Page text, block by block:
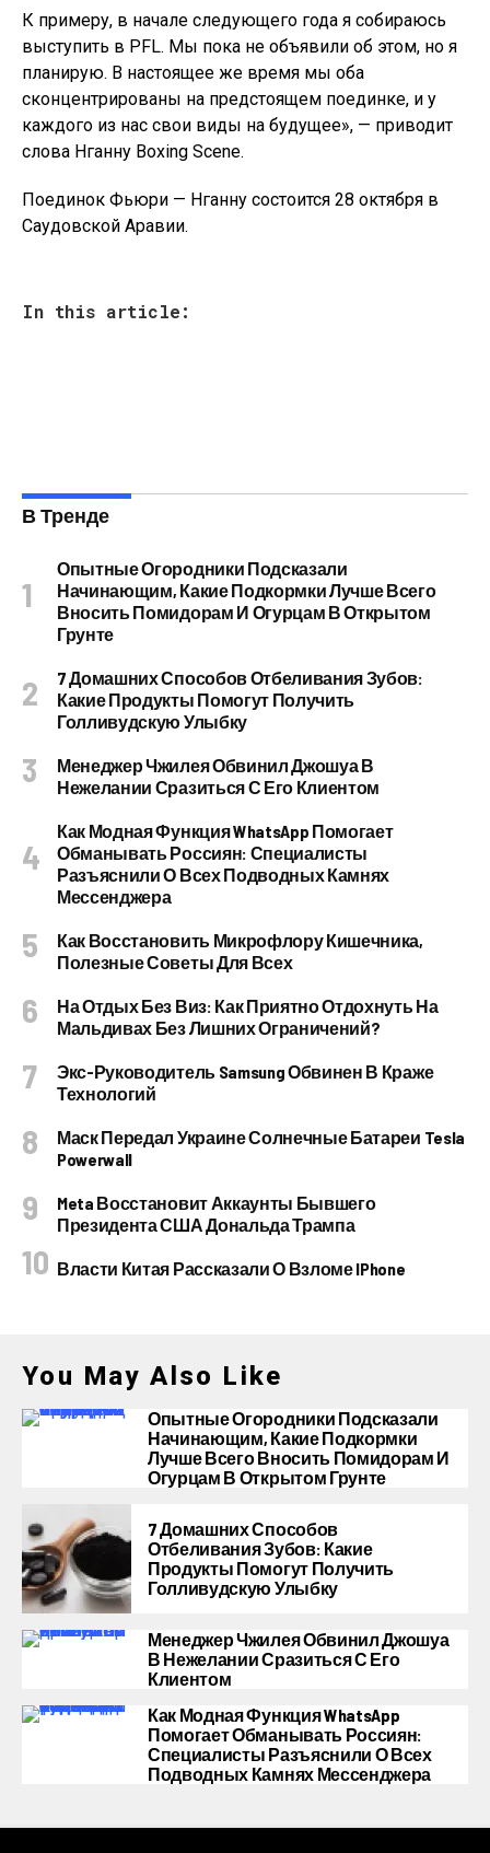
К примеру, в начале следующего года я собираюсь
выступить в PFL. Мы пока не объявили об этом, но я
планирую. В настоящее же время мы оба
сконцентрированы на предстоящем поединке, и у
каждого из нас свои виды на будущее», — приводит
слова Нганну Boxing Scene.
Поединок Фьюри — Нганну состоится 28 октября в
Саудовской Аравии.
In this article:
В Тренде
Опытные Огородники Подсказали
Начинающим, Какие Подкормки Лучше Всего
Вносить Помидорам И Огурцам В Открытом
Грунте
7 Домашних Способов Отбеливания Зубов:
Какие Продукты Помогут Получить
Голливудскую Улыбку
Менеджер Чжилея Обвинил Джошуа В
Нежелании Сразиться С Его Клиентом
Как Модная Функция WhatsApp Помогает
Обманывать Россиян: Специалисты
Разъяснили О Всех Подводных Камнях
Мессенджера
Как Восстановить Микрофлору Кишечника,
Полезные Советы Для Всех
На Отдых Без Виз: Как Приятно Отдохнуть На
Мальдивах Без Лишних Ограничений?
Экс-Руководитель Samsung Обвинен В Краже
Технологий
Маск Передал Украине Солнечные Батареи Tesla
Powerwall
Meta Восстановит Аккаунты Бывшего
Президента США Дональда Трампа
Власти Китая Рассказали О Взломе IPhone
You May Also Like
Опытные Огородники Подсказали
Начинающим, Какие Подкормки
Лучше Всего Вносить Помидорам И
Огурцам В Открытом Грунте
7 Домашних Способов
Отбеливания Зубов: Какие
Продукты Помогут Получить
Голливудскую Улыбку
Менеджер Чжилея Обвинил Джошуа
В Нежелании Сразиться С Его
Клиентом
Как Модная Функция WhatsApp
Помогает Обманывать Россиян:
Специалисты Разъяснили О Всех
Подводных Камнях Мессенджера